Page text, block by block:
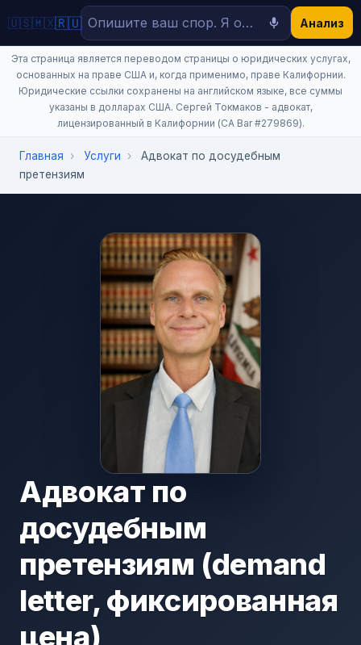
🇺🇸🇲🇽🇷🇺 Анализ
Эта страница является переводом страницы о юридических услугах,
основанных на праве США и, когда применимо, праве Калифорнии.
Юридические ссылки сохранены на английском языке, все суммы
указаны в долларах США. Сергей Токмаков - адвокат,
лицензированный в Калифорнии (CA Bar #279869).
Главная › Услуги ›
Адвокат по досудебным
претензиям
Адвокат по
досудебным
претензиям (demand
letter, фиксированная
цена)